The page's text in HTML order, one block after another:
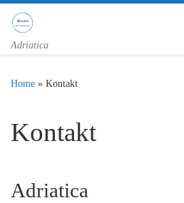
Skip to content
Adriatica
Home » Kontakt
Kontakt
Adriatica